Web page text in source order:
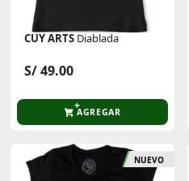
CUY ARTS Diablada
S/ 49.00
AGREGAR
NUEVO